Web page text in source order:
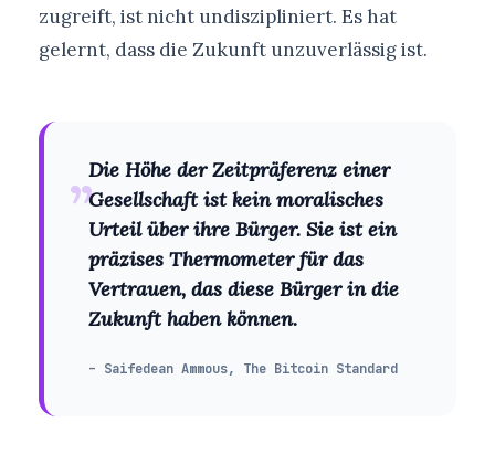
zugreift, ist nicht undiszipliniert. Es hat
gelernt, dass die Zukunft unzuverlässig ist.
„Die Höhe der Zeitpräferenz einer
Gesellschaft ist kein moralisches
Urteil über ihre Bürger. Sie ist ein
präzises Thermometer für das
Vertrauen, das diese Bürger in die
Zukunft haben können.
– Saifedean Ammous, The Bitcoin Standard